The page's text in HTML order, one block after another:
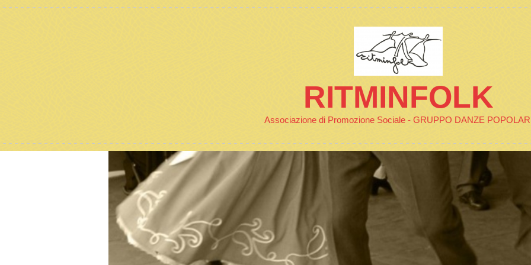
RITMINFOLK
Associazione di Promozione Sociale - GRUPPO DANZE